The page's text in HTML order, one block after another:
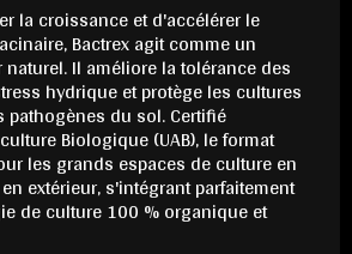
la croissance et d'accélérer le
Bactrex agit comme un
Il améliore la tolérance des
hydrique et protège les cultures
pathogènes du sol. Certifié
Biologique (UAB), le format
les grands espaces de culture en
extérieur, s'intégrant parfaitement
de culture 100 % organique et